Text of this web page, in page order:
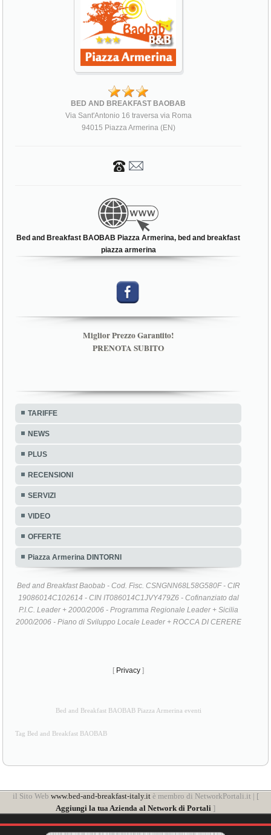
BED AND BREAKFAST BAOBAB
Via Sant'Antonio 16 traversa via Roma
94015 Piazza Armerina (EN)
Bed and Breakfast BAOBAB Piazza Armerina, bed and breakfast
piazza armerina
Miglior Prezzo Garantito!
PRENOTA SUBITO
TARIFFE
NEWS
PLUS
RECENSIONI
SERVIZI
VIDEO
OFFERTE
Piazza Armerina DINTORNI
Bed and Breakfast Baobab - Cod. Fisc. CSNGNN68L58G580F - CIR
19086014C102614 - CIN IT086014C1JVY479Z6 - Cofinanziato dal
P.I.C. Leader + 2000/2006 - Programma Regionale Leader + Sicilia
2000/2006 - Piano di Sviluppo Locale Leader + ROCCA DI CERERE
[ Privacy ]
Bed and Breakfast BAOBAB Piazza Armerina eventi
Tag Bed and Breakfast BAOBAB
il Sito Web www.bed-and-breakfast-italy.itè membro di NetworkPortali.it | [
Aggiungi la tua Azienda al Network di Portali ]